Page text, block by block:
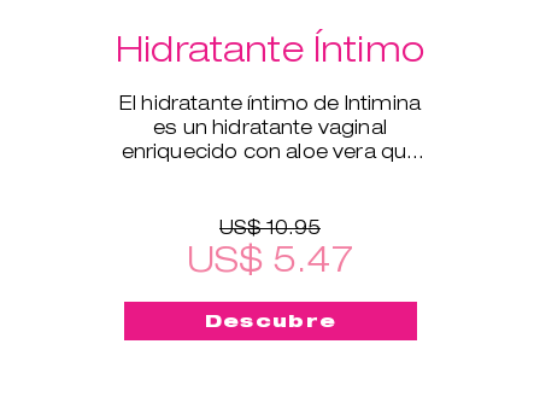
Hidratante Íntimo
El hidratante íntimo de Intimina
es un hidratante vaginal
enriquecido con aloe vera que
US$ 10.95
US$ 5.47
Descubre